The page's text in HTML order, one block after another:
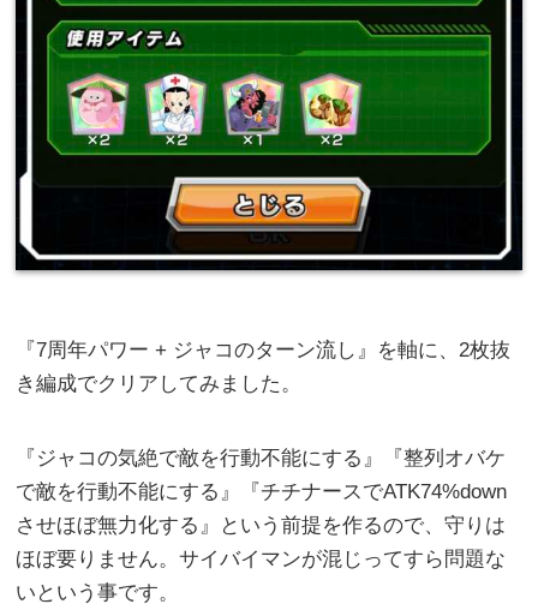
『7周年パワー + ジャコのターン流し』を軸に、2枚抜
き編成でクリアしてみました。
『ジャコの気絶で敵を行動不能にする』『整列オバケ
で敵を行動不能にする』『チチナースでATK74%down
させほぼ無力化する』という前提を作るので、守りは
ほぼ要りません。サイバイマンが混じってすら問題な
いという事です。